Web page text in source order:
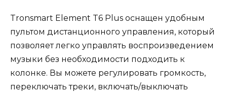
Tronsmart Element T6 Plus оснащен удобным
пультом дистанционного управления, который
позволяет легко управлять воспроизведением
музыки без необходимости подходить к
колонке. Вы можете регулировать громкость,
переключать треки, включать/выключать